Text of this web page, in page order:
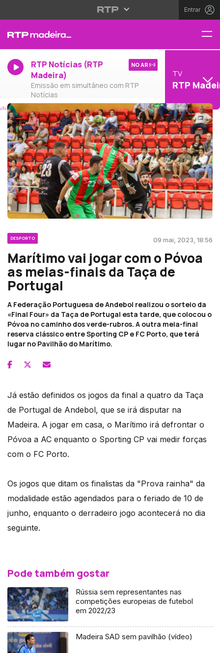
Entrar
RTP Notícias (RTP
Madeira)
Emissão em simultâneo com RTP
Notícias
NO AR
TV
RTP
DESPORTO 09 mai, 2023, 18:56
Marítimo vai jogar com o Póvoa
as meias-finais da Taça de
Portugal
A Federação Portuguesa de Andebol realizou o sorteio da
«Final Four» da Taça de Portugal esta tarde, que colocou o
Póvoa no caminho dos verde-rubros. A outra meia-final
reserva clássico entre Sporting CP e FC Porto, que terá
lugar no Pavilhão do Marítimo.
Já estão definidos os jogos da final a quatro da Taça
de Portugal de Andebol, que se irá disputar na
Madeira. A jogar em casa, o Marítimo irá defrontar o
Póvoa a AC enquanto o Sporting CP vai medir forças
com o FC Porto.
Os jogos que ditam os finalistas da "Prova rainha" da
modalidade estão agendados para o feriado de 10 de
junho, enquanto o derradeiro jogo acontecerá no dia
seguinte.
Pode também gostar
Rússia sem representantes nas
competições europeias de futebol
em 2022/23
Madeira SAD sem pavilhão (vídeo)